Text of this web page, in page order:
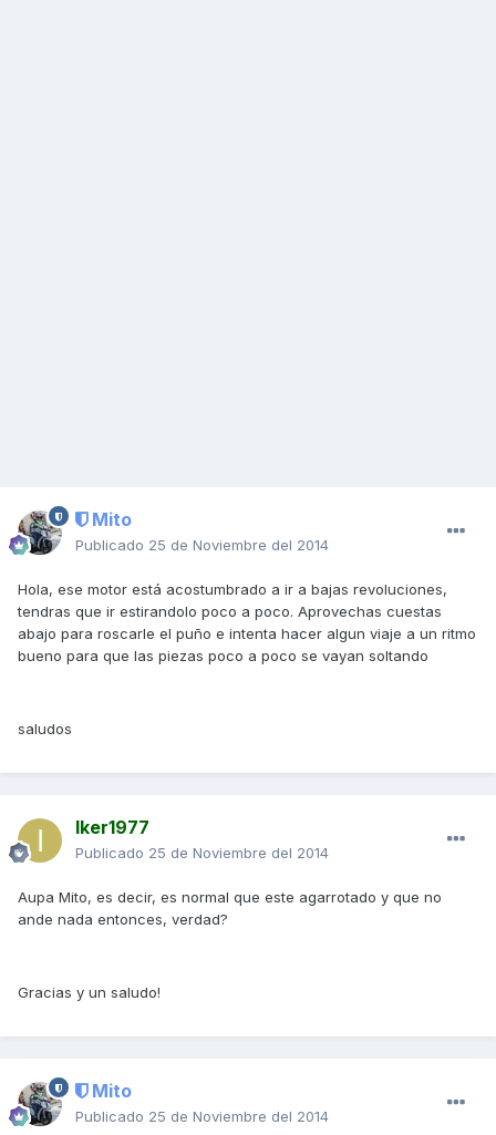
Mito
Publicado 25 de Noviembre del 2014
Hola, ese motor está acostumbrado a ir a bajas revoluciones,
tendras que ir estirandolo poco a poco. Aprovechas cuestas
abajo para roscarle el puño e intenta hacer algun viaje a un ritmo
bueno para que las piezas poco a poco se vayan soltando
saludos
Iker1977
Publicado 25 de Noviembre del 2014
Aupa Mito, es decir, es normal que este agarrotado y que no
ande nada entonces, verdad?
Gracias y un saludo!
Mito
Publicado 25 de Noviembre del 2014